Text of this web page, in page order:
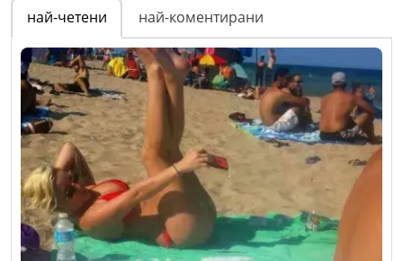
най-четени най-коментирани